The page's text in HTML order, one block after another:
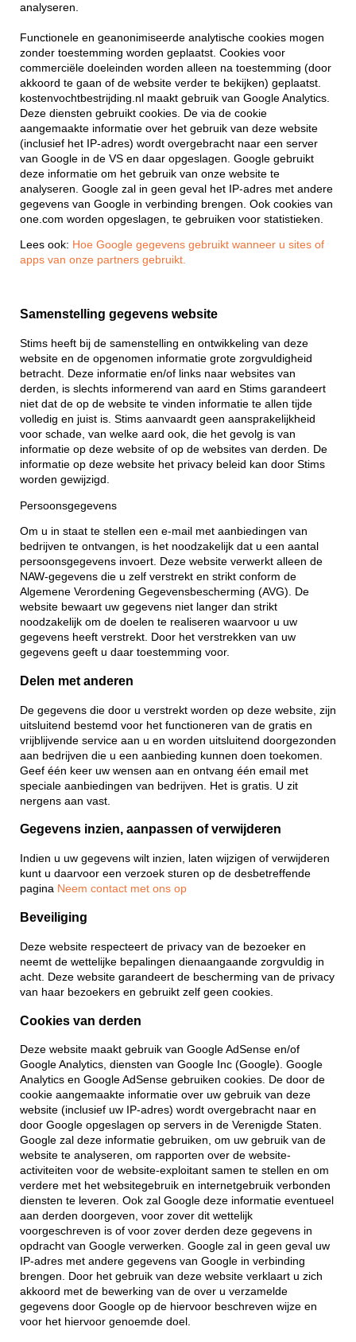
analyseren.
Functionele en geanonimiseerde analytische cookies mogen
zonder toestemming worden geplaatst. Cookies voor
commerciële doeleinden worden alleen na toestemming (door
akkoord te gaan of de website verder te bekijken) geplaatst.
kostenvochtbestrijding.nl maakt gebruik van Google Analytics.
Deze diensten gebruikt cookies. De via de cookie
aangemaakte informatie over het gebruik van deze website
(inclusief het IP-adres) wordt overgebracht naar een server
van Google in de VS en daar opgeslagen. Google gebruikt
deze informatie om het gebruik van onze website te
analyseren. Google zal in geen geval het IP-adres met andere
gegevens van Google in verbinding brengen. Ook cookies van
one.com worden opgeslagen, te gebruiken voor statistieken.
Lees ook: Hoe Google gegevens gebruikt wanneer u sites of
apps van onze partners gebruikt.
Samenstelling gegevens website
Stims heeft bij de samenstelling en ontwikkeling van deze
website en de opgenomen informatie grote zorgvuldigheid
betracht. Deze informatie en/of links naar websites van
derden, is slechts informerend van aard en Stims garandeert
niet dat de op de website te vinden informatie te allen tijde
volledig en juist is. Stims aanvaardt geen aansprakelijkheid
voor schade, van welke aard ook, die het gevolg is van
informatie op deze website of op de websites van derden. De
informatie op deze website het privacy beleid kan door Stims
worden gewijzigd.
Persoonsgegevens
Om u in staat te stellen een e-mail met aanbiedingen van
bedrijven te ontvangen, is het noodzakelijk dat u een aantal
persoonsgegevens invoert. Deze website verwerkt alleen de
NAW-gegevens die u zelf verstrekt en strikt conform de
Algemene Verordening Gegevensbescherming (AVG). De
website bewaart uw gegevens niet langer dan strikt
noodzakelijk om de doelen te realiseren waarvoor u uw
gegevens heeft verstrekt. Door het verstrekken van uw
gegevens geeft u daar toestemming voor.
Delen met anderen
De gegevens die door u verstrekt worden op deze website, zijn
uitsluitend bestemd voor het functioneren van de gratis en
vrijblijvende service aan u en worden uitsluitend doorgezonden
aan bedrijven die u een aanbieding kunnen doen toekomen.
Geef één keer uw wensen aan en ontvang één email met
speciale aanbiedingen van bedrijven. Het is gratis. U zit
nergens aan vast.
Gegevens inzien, aanpassen of verwijderen
Indien u uw gegevens wilt inzien, laten wijzigen of verwijderen
kunt u daarvoor een verzoek sturen op de desbetreffende
pagina Neem contact met ons op
Beveiliging
Deze website respecteert de privacy van de bezoeker en
neemt de wettelijke bepalingen dienaangaande zorgvuldig in
acht. Deze website garandeert de bescherming van de privacy
van haar bezoekers en gebruikt zelf geen cookies.
Cookies van derden
Deze website maakt gebruik van Google AdSense en/of
Google Analytics, diensten van Google Inc (Google). Google
Analytics en Google AdSense gebruiken cookies. De door de
cookie aangemaakte informatie over uw gebruik van deze
website (inclusief uw IP-adres) wordt overgebracht naar en
door Google opgeslagen op servers in de Verenigde Staten.
Google zal deze informatie gebruiken, om uw gebruik van de
website te analyseren, om rapporten over de website-
activiteiten voor de website-exploitant samen te stellen en om
verdere met het websitegebruik en internetgebruik verbonden
diensten te leveren. Ook zal Google deze informatie eventueel
aan derden doorgeven, voor zover dit wettelijk
voorgeschreven is of voor zover derden deze gegevens in
opdracht van Google verwerken. Google zal in geen geval uw
IP-adres met andere gegevens van Google in verbinding
brengen. Door het gebruik van deze website verklaart u zich
akkoord met de bewerking van de over u verzamelde
gegevens door Google op de hiervoor beschreven wijze en
voor het hiervoor genoemde doel.